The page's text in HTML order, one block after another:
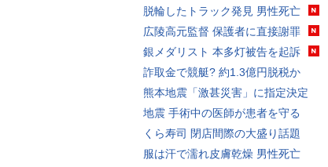
脱輪したトラック発見 男性死亡
広陵高元監督 保護者に直接謝罪
銀メダリスト 本多灯被告を起訴
詐取金で競艇? 約1.3億円脱税か
熊本地震「激甚災害」に指定決定
地震 手術中の医師が患者を守る
くら寿司 閉店間際の大盛り話題
服は汗で濡れ皮膚乾燥 男性死亡